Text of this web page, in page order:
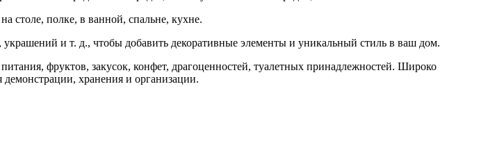
столе, полке, в ванной, спальне, кухне.
и т. д., чтобы добавить декоративные элементы и уникальный стиль в ваш дом.
фруктов, закусок, конфет, драгоценностей, туалетных принадлежностей. Широко
демонстрации, хранения и организации.